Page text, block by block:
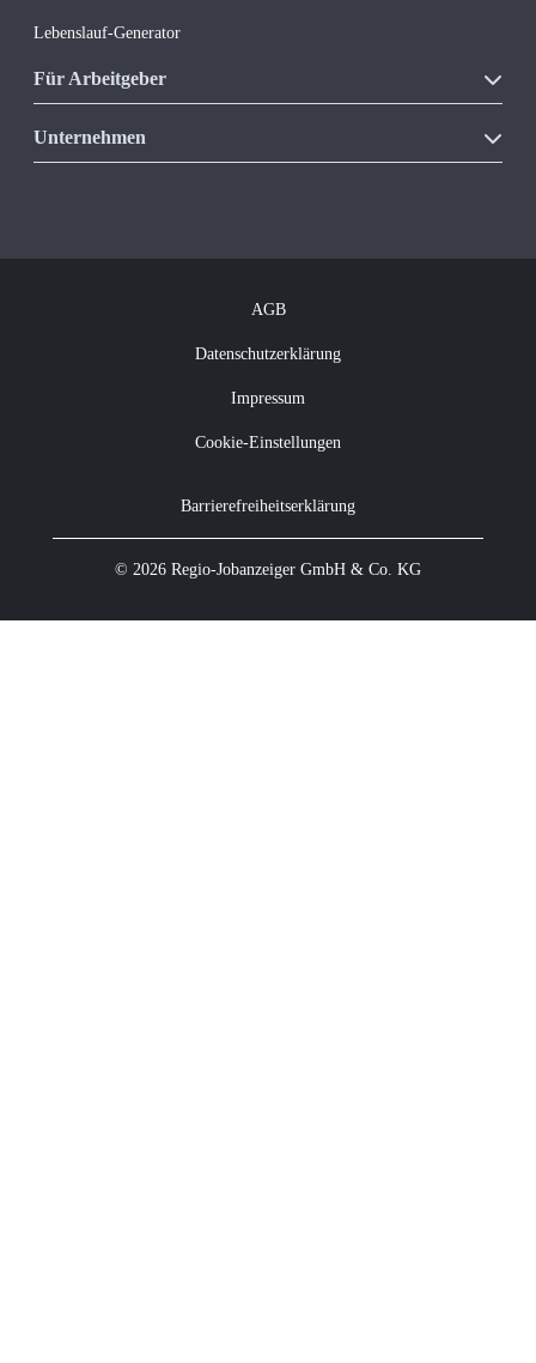
Lebenslauf-Generator
Für Arbeitgeber
Unsere Produkte
Unternehmen
AGB
Datenschutzerklärung
Impressum
Cookie-Einstellungen
Barrierefreiheitserklärung
© 2026 Regio-Jobanzeiger GmbH & Co. KG